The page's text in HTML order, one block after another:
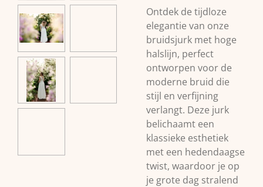
Ontdek de tijdloze
elegantie van onze
bruidsjurk met hoge
halslijn, perfect
ontworpen voor de
moderne bruid die
stijl en verfijning
verlangt. Deze jurk
belichaamt een
klassieke esthetiek
met een hedendaagse
twist, waardoor je op
je grote dag stralend